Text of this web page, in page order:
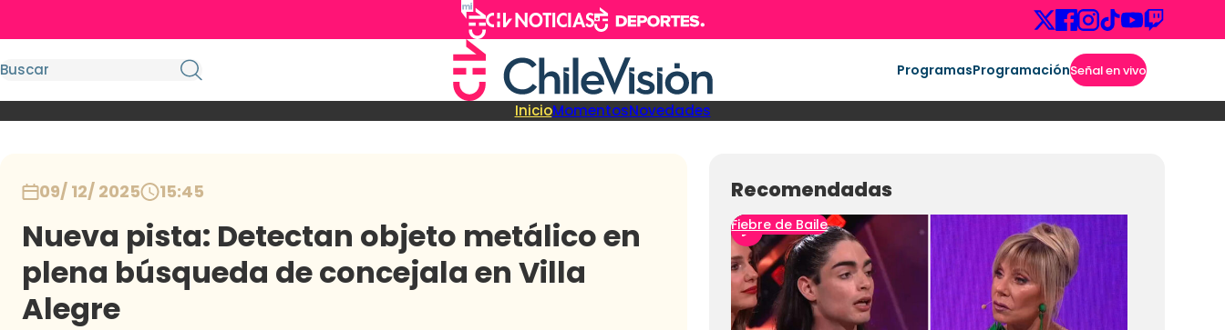
ProgramasProgramaciónSeñal en vivo
InicioMomentosNovedades
09/ 12/ 2025 15:45
Nueva pista: Detectan objeto metálico en
plena búsqueda de concejala en Villa
Alegre
Recomendadas
Fiebre de Baile